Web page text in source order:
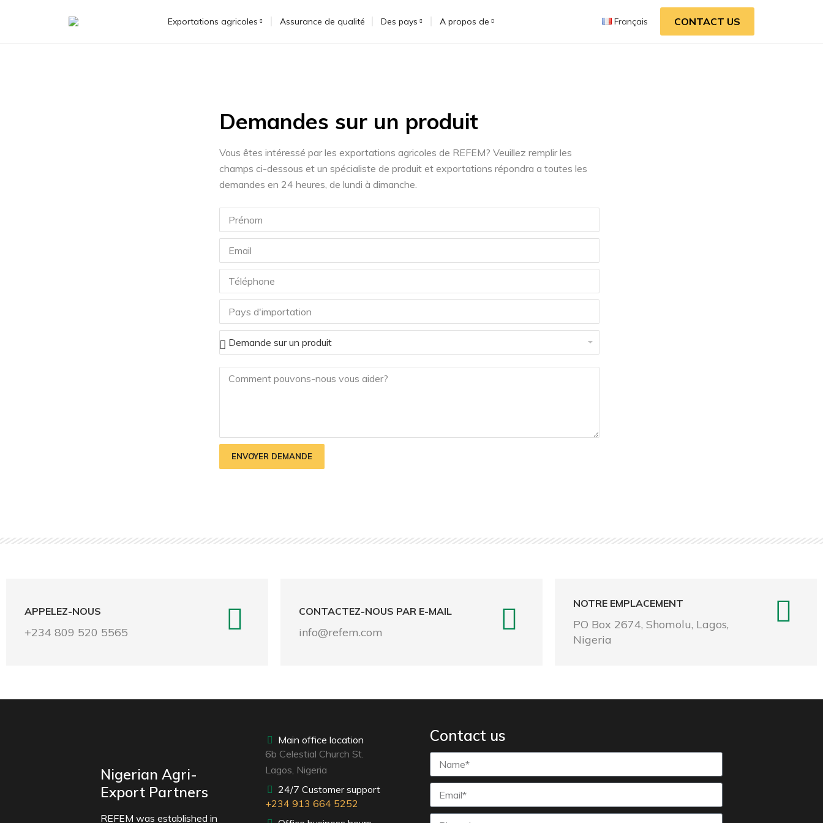
Exportations agricoles Assurance de qualité Des pays A propos de Français CONTACT US
Demandes sur un produit
Vous êtes intéressé par les exportations agricoles de REFEM? Veuillez remplir les
champs ci-dessous et un spécialiste de produit et exportations répondra a toutes les
demandes en 24 heures, de lundi à dimanche.
ENVOYER DEMANDE
APPELEZ-NOUS
+234 809 520 5565
CONTACTEZ-NOUS PAR E-MAIL
info@refem.com
NOTRE EMPLACEMENT
PO Box 2674, Shomolu, Lagos,
Nigeria
Nigerian Agri-
Export Partners
REFEM was established in
Main office location
6b Celestial Church St.
Lagos, Nigeria
24/7 Customer support
+234 913 664 5252
Contact us